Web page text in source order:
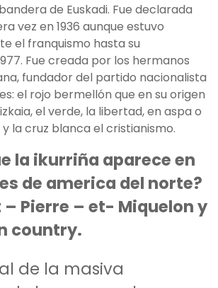
de Euskadi. Fue declarada
vez en 1936 aunque estuvo
el franquismo hasta su
Fue creada por los hermanos
fundador del partido nacionalista
el rojo bermellón que en su origen
el verde, la libertad, en aspa o
la cruz blanca el cristianismo.
la ikurriña aparece en
de america del norte?
– Pierre – et- Miquelon y
country.
de la masiva